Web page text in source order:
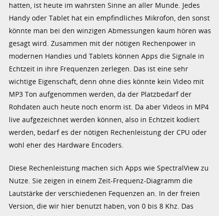
hatten, ist heute im wahrsten Sinne an aller Munde. Jedes
Handy oder Tablet hat ein empfindliches Mikrofon, den sonst
könnte man bei den winzigen Abmessungen kaum hören was
gesagt wird. Zusammen mit der nötigen Rechenpower in
modernen Handies und Tablets können Apps die Signale in
Echtzeit in ihre Frequenzen zerlegen. Das ist eine sehr
wichtige Eigenschaft, denn ohne dies könnte kein Video mit
MP3 Ton aufgenommen werden, da der Platzbedarf der
Rohdaten auch heute noch enorm ist. Da aber Videos in MP4
live aufgezeichnet werden können, also in Echtzeit kodiert
werden, bedarf es der nötigen Rechenleistung der CPU oder
wohl eher des Hardware Encoders.
Diese Rechenleistung machen sich Apps wie SpectralView zu
Nutze. Sie zeigen in einem Zeit-Frequenz-Diagramm die
Lautstärke der verschiedenen Fequenzen an. In der freien
Version, die wir hier benutzt haben, von 0 bis 8 Khz. Das